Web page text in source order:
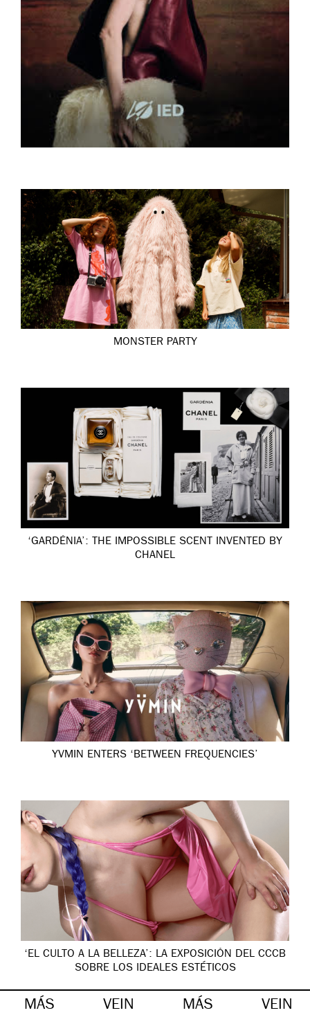
MONSTER PARTY
‘GARDÉNIA’: THE IMPOSSIBLE SCENT INVENTED BY
CHANEL
YVMIN ENTERS ‘BETWEEN FREQUENCIES’
‘EL CULTO A LA BELLEZA’: LA EXPOSICIÓN DEL CCCB
SOBRE LOS IDEALES ESTÉTICOS
MÁS VEIN MÁS VEIN